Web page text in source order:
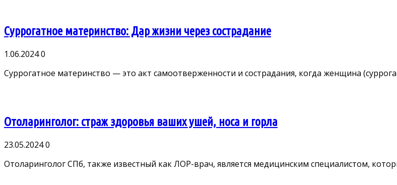
Суррогатное материнство: Дар жизни через сострадание
1.06.20240
Суррогатное материнство — это акт самоотверженности и сострадания, когда женщина
Отоларинголог: страж здоровья ваших ушей, носа и горла
23.05.20240
Отоларинголог СПб, также известный как ЛОР-врач, является медицинским специалистом,